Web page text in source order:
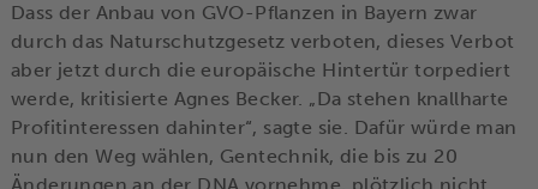
Dass der Anbau von GVO-Pflanzen in Bayern zwar
durch das Naturschutzgesetz verboten, dieses Verbot
aber jetzt durch die europäische Hintertür torpediert
werde, kritisierte Agnes Becker. „Da stehen knallharte
Profitinteressen dahinter“, sagte sie. Dafür würde man
nun den Weg wählen, Gentechnik, die bis zu 20